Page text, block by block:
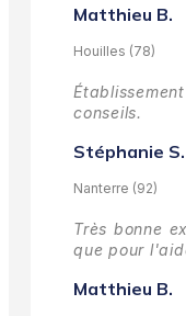
Matthieu B.
Houilles (78)
conseils.
Stéphanie S.
Nanterre (92)
Très bonne
que pour
Matthieu B.